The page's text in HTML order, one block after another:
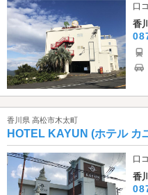
口
香
香川県 高松市木太町
HOTEL KAYUN (ホテル カ
口
香